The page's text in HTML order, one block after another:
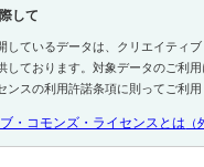
して
しているデータは、クリエイティ
しております。対象データのご利
ンスの利用許諾条項に則ってご利用
・コモンズ・ライセンスとは